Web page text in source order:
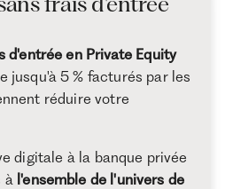
d'entrée en Private Equity
jusqu'à 5 % facturés par les
réduire votre
digitale à la banque privée
à l'ensemble de l'univers de